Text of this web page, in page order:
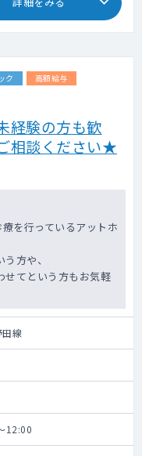
ク
高額給与
経験の方も歓
相談ください★
を行っているアットホ
方や、
せてという方もお気軽
線
12:00